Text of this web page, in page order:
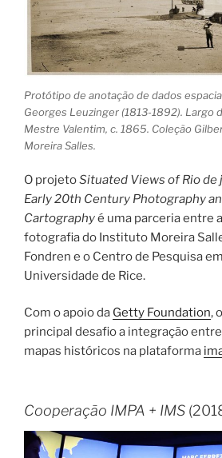
Protótipo de anotação de dados
Georges Leuzinger (1813-1892). Largo
Mestre Valentim, c. 1865. Coleção
Moreira Salles.
O projetoSituated Views of Rio de
Early 20th Century Photography
Cartographyé uma parceria entre
fotografia do Instituto Moreira
Fondren e o Centro de Pesquisa
Universidade de Rice.
Com o apoio da Getty Foundation,
principal desafio a integração
mapas históricos na plataforma
Cooperação IMPA + IMS